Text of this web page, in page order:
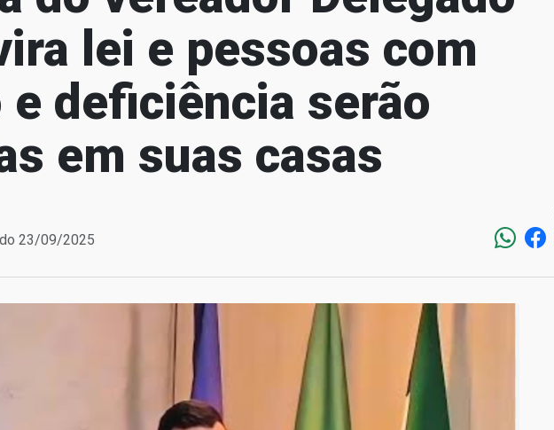
lei e pessoas com
deficiência serão
em suas casas
23/09/2025